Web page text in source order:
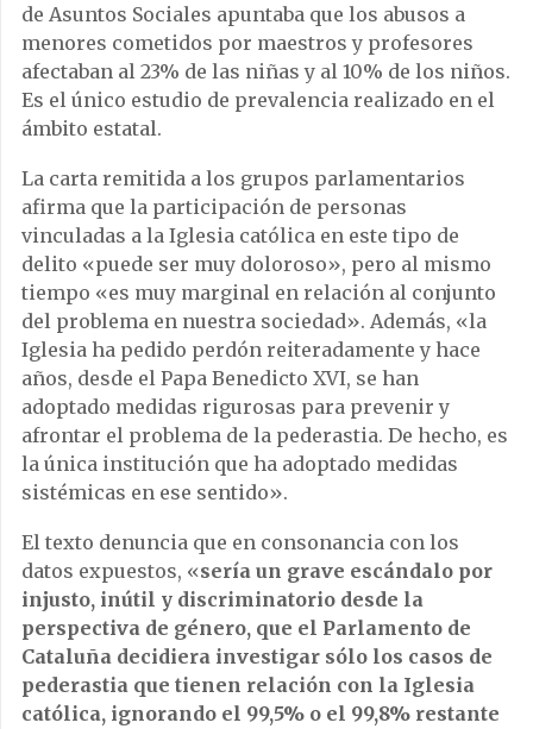
de Asuntos Sociales apuntaba que los abusos a
menores cometidos por maestros y profesores
afectaban al 23% de las niñas y al 10% de los niños.
Es el único estudio de prevalencia realizado en el
ámbito estatal.
La carta remitida a los grupos parlamentarios
afirma que la participación de personas
vinculadas a la Iglesia católica en este tipo de
delito «puede ser muy doloroso», pero al mismo
tiempo «es muy marginal en relación al conjunto
del problema en nuestra sociedad». Además, «la
Iglesia ha pedido perdón reiteradamente y hace
años, desde el Papa Benedicto XVI, se han
adoptado medidas rigurosas para prevenir y
afrontar el problema de la pederastia. De hecho, es
la única institución que ha adoptado medidas
sistémicas en ese sentido».
El texto denuncia que en consonancia con los
datos expuestos, «sería un grave escándalo por
injusto, inútil y discriminatorio desde la
perspectiva de género, que el Parlamento de
Cataluña decidiera investigar sólo los casos de
pederastia que tienen relación con la Iglesia
católica, ignorando el 99,5% o el 99,8% restante